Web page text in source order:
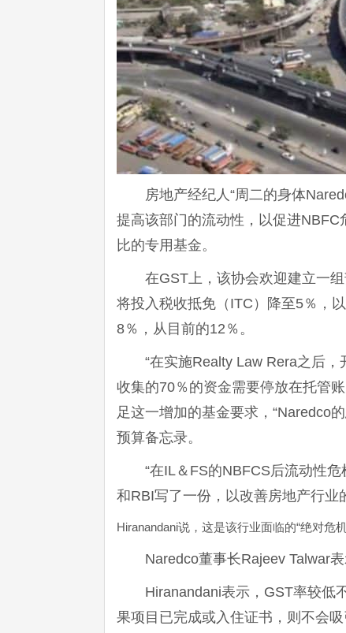
房地产经纪人“周二的身体
提高该部门的流动性，以促进
比的专用基金。
在GST上，该协会欢迎建立一
将投入税收抵免（ITC）降至5％，
8％，从目前的12％。
“在实施Realty Law Rera之后
收集的70％的资金需要停放在托管
足这一增加的基金要求，“Naredco
预算备忘录。
“在IL＆FS的NBFCS后流动性
和RBI写了一份，以改善房地产行业
Hiranandani说，这是该行业面临的“绝对危机
Naredco董事长Rajeev Talwar
Hiranandani表示，GST率较低
果项目已完成或入住证书，则不会吸